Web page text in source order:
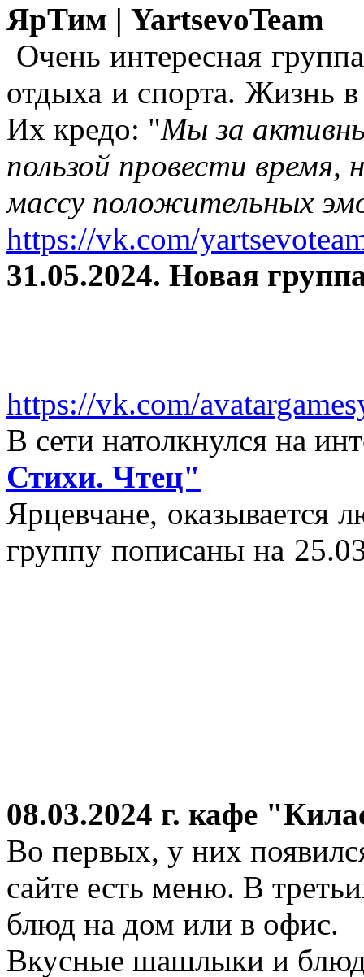
ЯрТим | YartsevoTeam
Очень интересная
отдыха и спорта. Жизнь
Их кредо: "Мы за
пользой провести время,
массу положительных
https://vk.com/
31.05.2024. Новая
https://vk.com/
В сети натолкнулся на
Стихи. Чтец"
Ярцевчане,
группу пописаны на
08.03.2024 г. кафе
Во первых, у них
сайте есть меню. В
блюд на дом или в офис.
Вкусные шашлыки и